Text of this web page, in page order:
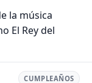
la música
El Rey del
CUMPLEAÑOS